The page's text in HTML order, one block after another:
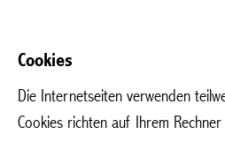
Cookies
Die Internetseiten verwenden
Cookies richten auf Ihrem